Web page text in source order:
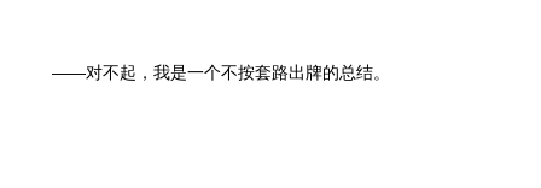
——对不起，我是一个不按套路出牌的总结。